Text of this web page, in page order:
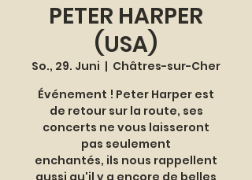
PETER HARPER
(USA)
So., 29. Juni
  |
Châtres-sur-Cher
Événement ! Peter Harper est
de retour sur la route, ses
concerts ne vous laisseront
pas seulement
enchantés, ils nous rappellent
aussi qu'il y a encore de belles